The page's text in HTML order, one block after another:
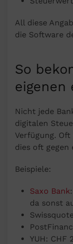
All diese
die Software
So
eigenen
Nicht jede
digitalen
Verfügung.
dies oft gegen
Beispiele:
Saxo Bank
da sonst
YUH: CHF